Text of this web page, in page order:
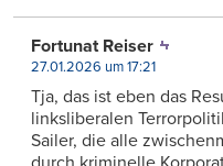
Fortunat Reiser
27.01.2026 um 17:21
Tja, das ist eben das
linksliberalen
Sailer, die alle